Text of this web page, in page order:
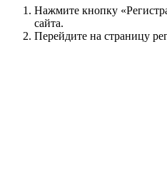
Нажмите кнопку
сайта.
Перейдите на страницу